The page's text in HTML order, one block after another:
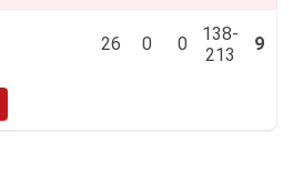
26 0 0
138-
213
9